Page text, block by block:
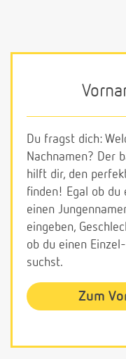
Du fragst dich:
Nachnamen? Der
hilft dir, den
finden! Egal ob du
einen
eingeben,
ob du einen
suchst.
Zum